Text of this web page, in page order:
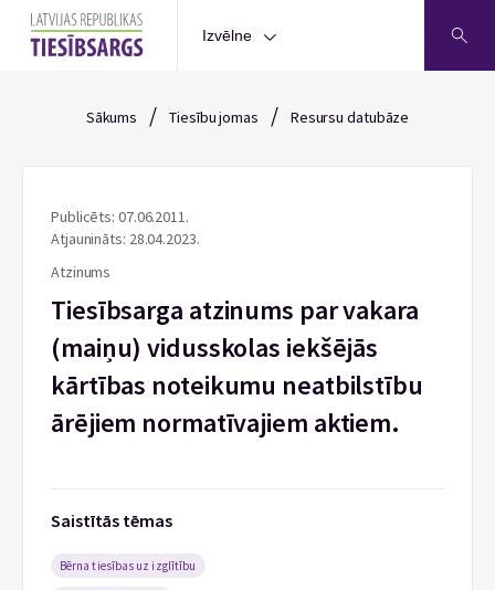
Izvēlne
Sākums / Tiesību jomas / Resursu datubāze
Publicēts: 07.06.2011.
Atjaunināts: 28.04.2023.
Atzinums
Tiesībsarga atzinums par vakara
(maiņu) vidusskolas iekšējās
kārtības noteikumu neatbilstību
ārējiem normatīvajiem aktiem.
Saistītās tēmas
Bērna tiesības uz izglītību